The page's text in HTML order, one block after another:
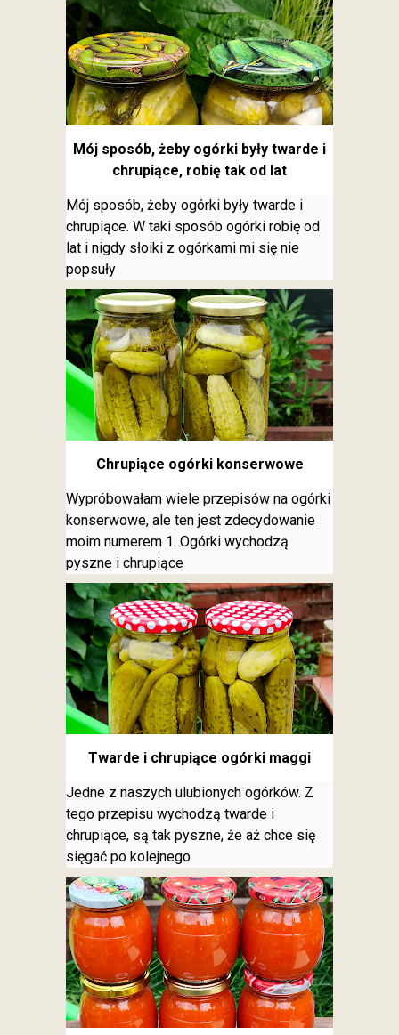
Mój sposób, żeby ogórki były twarde i
chrupiące, robię tak od lat
Mój sposób, żeby ogórki były twarde i
chrupiące. W taki sposób ogórki robię od
lat i nigdy słoiki z ogórkami mi się nie
popsuły
Chrupiące ogórki konserwowe
Wypróbowałam wiele przepisów na ogórki
konserwowe, ale ten jest zdecydowanie
moim numerem 1. Ogórki wychodzą
pyszne i chrupiące
Twarde i chrupiące ogórki maggi
Jedne z naszych ulubionych ogórków. Z
tego przepisu wychodzą twarde i
chrupiące, są tak pyszne, że aż chce się
sięgać po kolejnego